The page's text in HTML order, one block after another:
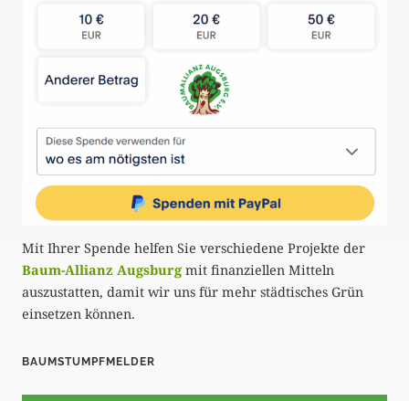
Mit Ihrer Spende helfen Sie verschiedene Projekte der
Baum-Allianz Augsburg mit finanziellen Mitteln
auszustatten, damit wir uns für mehr städtisches Grün
einsetzen können.
BAUMSTUMPFMELDER